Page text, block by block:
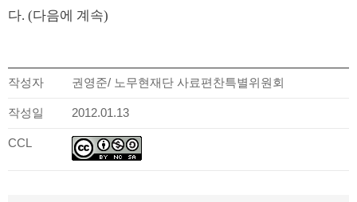
다. (다음에 계속)
작성자 권영준/ 노무현재단 사료편찬특별위원회
작성일 2012.01.13
CCL